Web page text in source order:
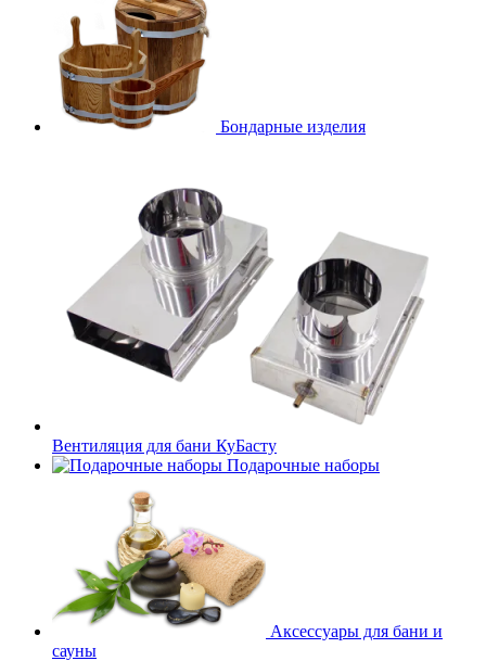
Бондарные изделия
Вентиляция для бани КуБасту
Подарочные наборы
Аксессуары для бани и
сауны